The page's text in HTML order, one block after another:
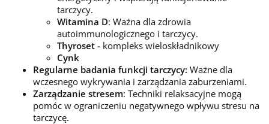
tarczycy.
Witamina D: Ważna dla zdrowia
autoimmunologicznego i tarczycy.
Thyroset - kompleks wieloskładnikowy
Cynk
Regularne badania funkcji tarczycy: Ważne dla
wczesnego wykrywania i zarządzania zaburzeniami.
Zarządzanie stresem: Techniki relaksacyjne mogą
pomóc w ograniczeniu negatywnego wpływu stresu na
tarczycę.